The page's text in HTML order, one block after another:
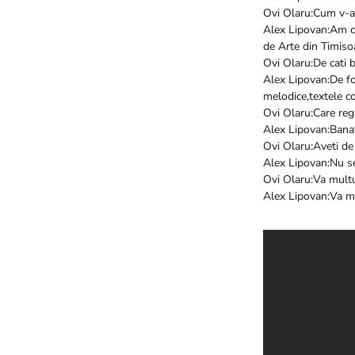
Ovi Olaru:Cum v-
Alex Lipovan:Am
de Arte din
Ovi Olaru:De cati
Alex Lipovan:De
melodice,textele
Ovi Olaru:Care
Alex
Ovi Olaru:Aveti
Alex Lipovan:Nu
Ovi Olaru:Va
Alex Lipovan:Va